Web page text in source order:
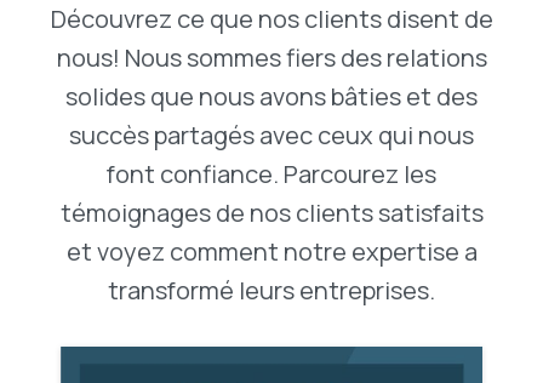
Découvrez ce que nos clients disent de
nous! Nous sommes fiers des relations
solides que nous avons bâties et des
succès partagés avec ceux qui nous
font confiance. Parcourez les
témoignages de nos clients satisfaits
et voyez comment notre expertise a
transformé leurs entreprises.